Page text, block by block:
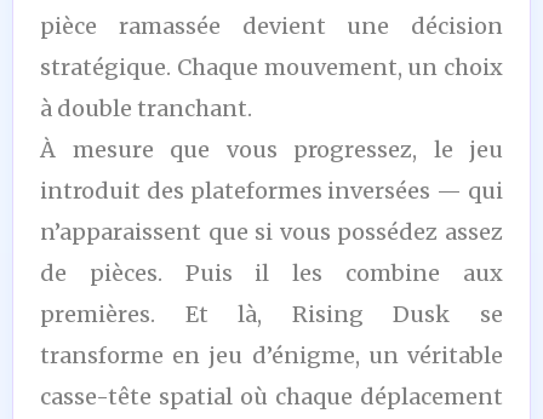
pièce ramassée devient une décision
stratégique. Chaque mouvement, un choix
à double tranchant.
À mesure que vous progressez, le jeu
introduit des plateformes inversées — qui
n’apparaissent que si vous possédez assez
de pièces. Puis il les combine aux
premières. Et là, Rising Dusk se
transforme en jeu d’énigme, un véritable
casse-tête spatial où chaque déplacement